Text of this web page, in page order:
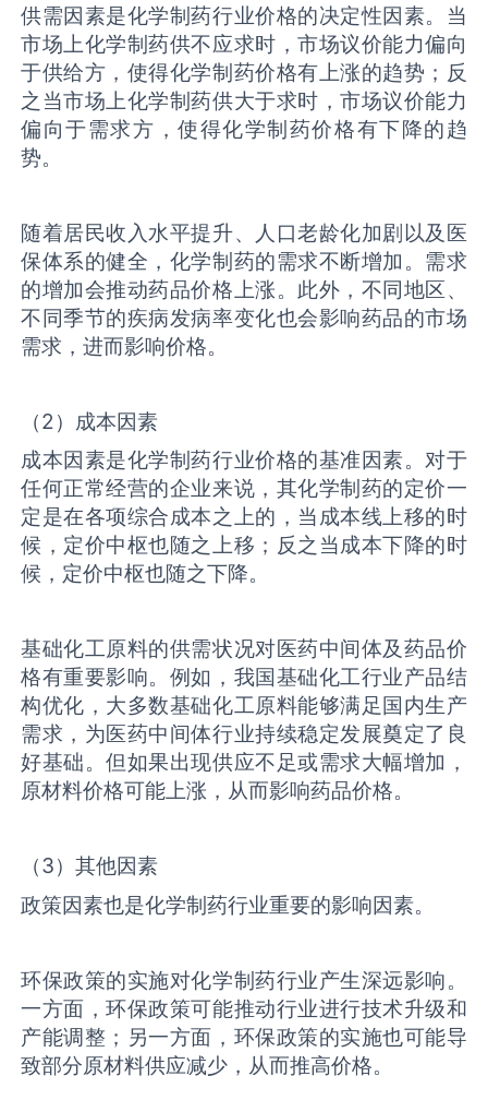
供需因素是化学制药行业价格的决定性因素。当
市场上化学制药供不应求时，市场议价能力偏向
于供给方，使得化学制药价格有上涨的趋势；反
之当市场上化学制药供大于求时，市场议价能力
偏向于需求方，使得化学制药价格有下降的趋
势。
随着居民收入水平提升、人口老龄化加剧以及医
保体系的健全，化学制药的需求不断增加。需求
的增加会推动药品价格上涨。此外，不同地区、
不同季节的疾病发病率变化也会影响药品的市场
需求，进而影响价格。
（2）成本因素
成本因素是化学制药行业价格的基准因素。对于
任何正常经营的企业来说，其化学制药的定价一
定是在各项综合成本之上的，当成本线上移的时
候，定价中枢也随之上移；反之当成本下降的时
候，定价中枢也随之下降。
基础化工原料的供需状况对医药中间体及药品价
格有重要影响。例如，我国基础化工行业产品结
构优化，大多数基础化工原料能够满足国内生产
需求，为医药中间体行业持续稳定发展奠定了良
好基础。但如果出现供应不足或需求大幅增加，
原材料价格可能上涨，从而影响药品价格。
（3）其他因素
政策因素也是化学制药行业重要的影响因素。
环保政策的实施对化学制药行业产生深远影响。
一方面，环保政策可能推动行业进行技术升级和
产能调整；另一方面，环保政策的实施也可能导
致部分原材料供应减少，从而推高价格。